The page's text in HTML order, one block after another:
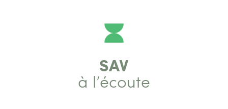
SAV
à l’écoute